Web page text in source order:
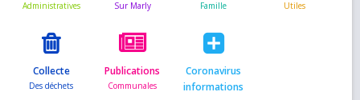
Collecte Publications
Coronavirus
informations